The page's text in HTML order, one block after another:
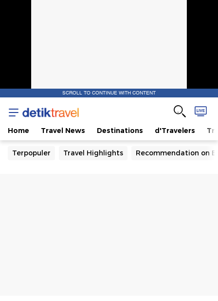
SCROLL TO CONTINUE WITH CONTENT
Home Travel News Destinations d'Travelers
Terpopuler Travel Highlights Recommendation on